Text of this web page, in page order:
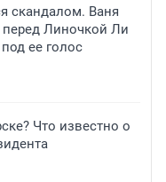
скандалом. Ваня
Линочкой Ли
ее голос
Что известно о